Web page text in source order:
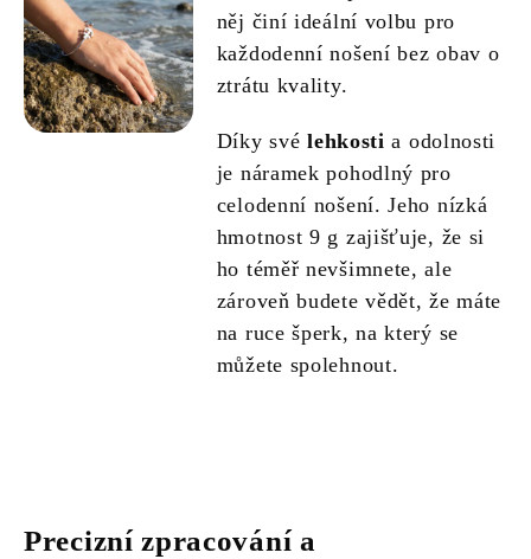
něj činí ideální volbu pro
každodenní nošení bez obav o
ztrátu kvality.
Díky svélehkosti a odolnosti
je náramek pohodlný pro
celodenní nošení. Jeho nízká
hmotnost 9 g zajišťuje, že si
ho téměř nevšimnete, ale
zároveň budete vědět, že máte
na ruce šperk, na který se
můžete spolehnout.
Precizní zpracování a